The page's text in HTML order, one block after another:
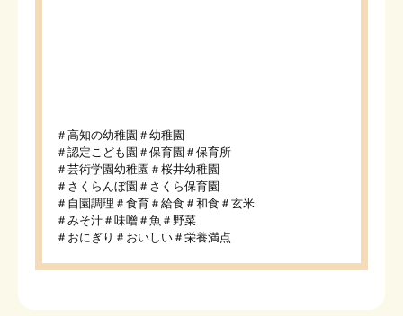
＃高知の幼稚園＃幼稚園
＃認定こども園＃保育園＃保育所
＃芸術学園幼稚園＃桜井幼稚園
＃さくらんぼ園＃さくら保育園
＃自園調理＃食育＃給食＃和食＃玄米
＃みそ汁＃味噌＃魚＃野菜
＃おにぎり＃おいしい＃栄養満点